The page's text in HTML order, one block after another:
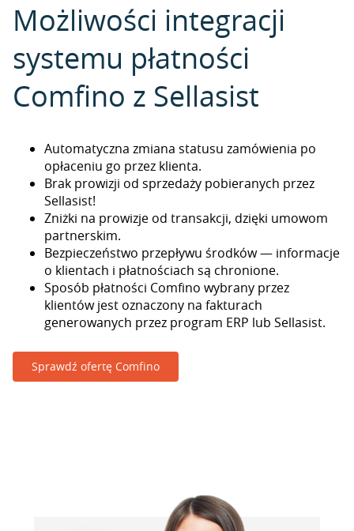
Możliwości integracji
systemu płatności
Comfino z Sellasist
Automatyczna zmiana statusu zamówienia po
opłaceniu go przez klienta.
Brak prowizji od sprzedaży pobieranych przez
Sellasist!
Zniżki na prowizje od transakcji, dzięki umowom
partnerskim.
Bezpieczeństwo przepływu środków — informacje
o klientach i płatnościach są chronione.
Sposób płatności Comfino wybrany przez
klientów jest oznaczony na fakturach
generowanych przez program ERP lub Sellasist.
Sprawdź ofertę Comfino